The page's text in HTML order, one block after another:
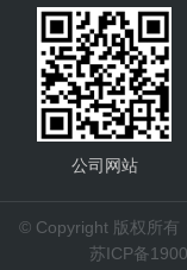
公司网站
© Copyright 版权所有
苏ICP备